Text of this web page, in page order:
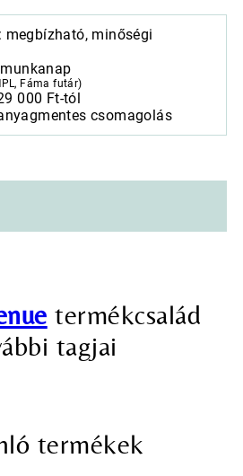
minőségi
Fáma futár)
000 Ft-tól
csomagolás
termékcsalád
tagjai
termékek